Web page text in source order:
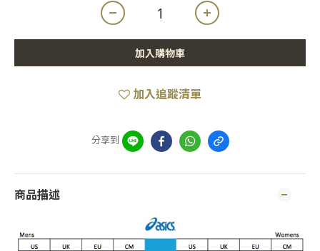
加入購物車
加入追蹤清單
分享到
商品描述